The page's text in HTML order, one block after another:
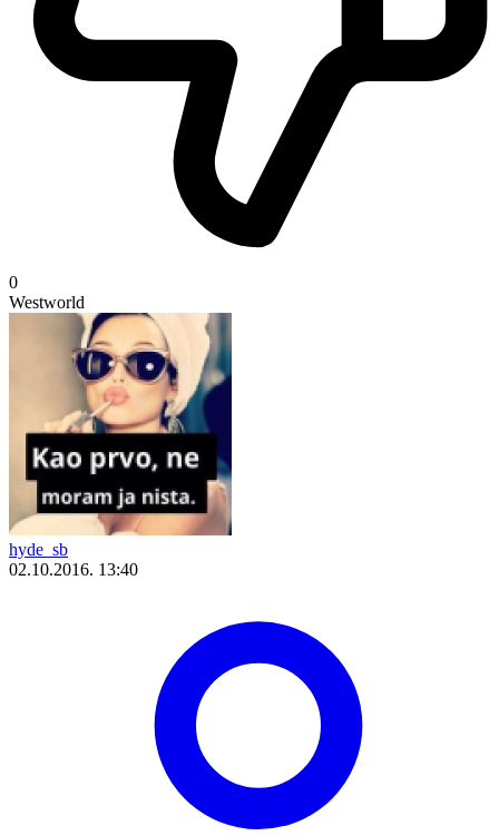
0
Westworld
hyde_sb
02.10.2016. 13:40